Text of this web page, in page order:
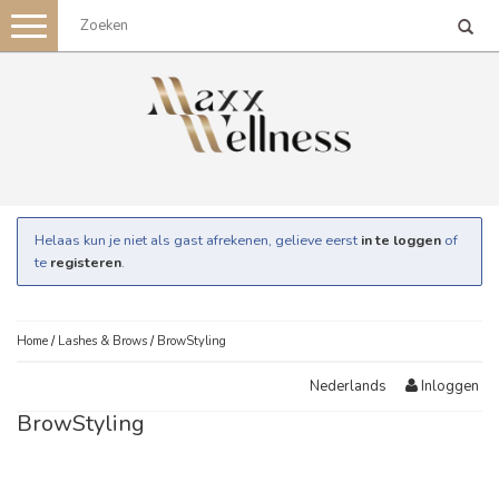
Toggle
navigation
Helaas kun je niet als gast afrekenen, gelieve eerst in te loggen of
te registeren.
Home / Lashes & Brows / BrowStyling
Nederlands Inloggen
BrowStyling